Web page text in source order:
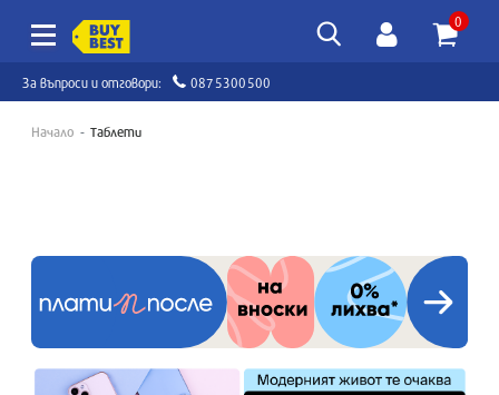
0
За въпроси и отговори: 0875300500
Начало Таблети